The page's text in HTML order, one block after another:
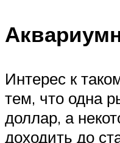
Интерес к
тем, что одна
доллар, а
доходить до